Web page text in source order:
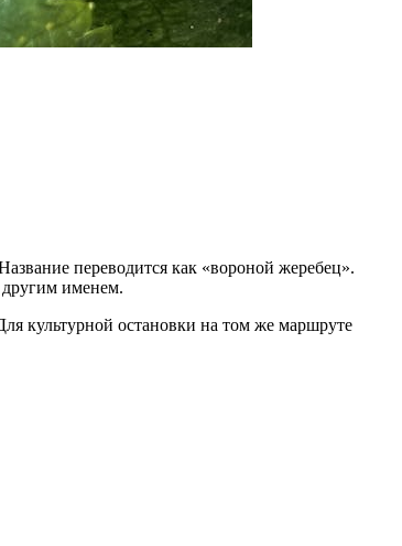
переводится как «вороной жеребец».
именем.
культурной остановки на том же маршруте